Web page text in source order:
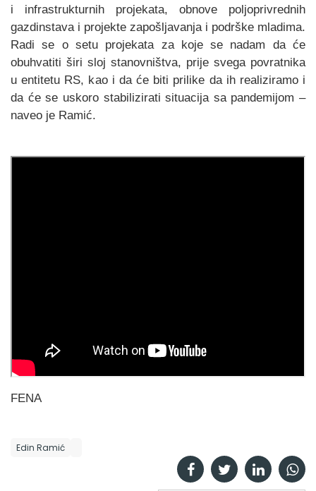
i infrastrukturnih projekata, obnove poljoprivrednih
gazdinstava i projekte zapošljavanja i podrške mladima.
Radi se o setu projekata za koje se nadam da će
obuhvatiti širi sloj stanovništva, prije svega povratnika
u entitetu RS, kao i da će biti prilike da ih realiziramo i
da će se uskoro stabilizirati situacija sa pandemijom –
naveo je Ramić.
FENA
Edin Ramić